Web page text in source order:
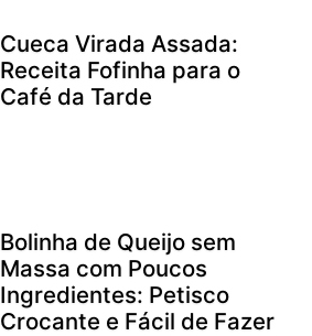
Cueca Virada Assada:
Receita Fofinha para o
Café da Tarde
Bolinha de Queijo sem
Massa com Poucos
Ingredientes: Petisco
Crocante e Fácil de Fazer